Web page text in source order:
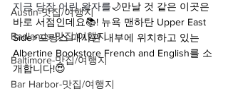
Austin-맛집/여행지
Badlands-맛집/여행지
Baltimore-맛집/여행지
Bar Harbor-맛집/여행지
지금 당장 어린 왕자를🌙만날 것 같은 이곳은
바로 서점인데요📚! 뉴욕 맨하탄 Upper East
Side⚡️프랑스 대사관 내부에 위치하고 있는
Albertine Bookstore French and English를 소
개합니다!😍